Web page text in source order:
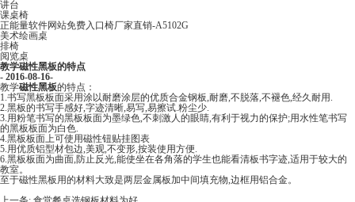
讲台
课桌椅
正能量软件网站免费入口椅厂家直销-A5102G
美术绘画桌
排椅
阅览桌
教学磁性黑板的特点
- 2016-08-16-
教学磁性黑板的特点：
1.书写黑板板面采用涂以耐磨涂层的优质合金钢板,耐磨,不脱落,不褪色,经久耐用.
2.黑板的书写手感好,字迹清晰,易写,易擦试.粉尘少.
3.用粉笔书写的黑板板面为墨绿色,不刺激人的眼睛,有利于视力的保护;用水性笔书写
的黑板板面为白色.
4.黑板板面上可使用磁性钮贴挂图表
5.用优质铝型材包边,美观,不变形,按装使用方便.
6.黑板板面为曲面,防止反光,能使坐在各角落的学生也能看清板书字迹,适用于较大的
教室。
至于磁性黑板用的材料大致是两层金属板加中间填充物,边框用铝合金。